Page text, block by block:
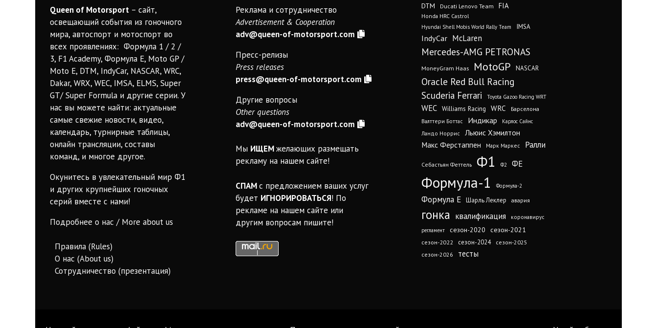
Queen of Motorsport – сайт,
освещающий события из гоночного
мира, автоспорт и мотоспорт во
всех проявлениях: Формула 1 / 2 /
3, F1 Academy, Формула Е, Moto GP /
Moto E, DTM, IndyCar, NASCAR, WRC,
Dakar, WRX, WEC, IMSA, ELMS, Super
GT/ Super Formula и другие серии. У
нас вы можете найти: актуальные
самые свежие новости, видео,
календарь, турнирные таблицы,
онлайн трансляции, составы
команд, и многое другое.
Окунитесь в увлекательный мир Ф1
и других крупнейших гоночных
серий вместе с нами!
Подробнее о нас / More about us
Правила (Rules)
О нас (About us)
Сотрудничество (презентация)
Реклама и сотрудничество
Advertisement & Cooperation
adv@queen-of-motorsport.com
Пресс-релизы
Press releases
press@queen-of-motorsport.com
Другие вопросы
Other questions
adv@queen-of-motorsport.com
Мы ИЩЕМжелающих размещать
рекламу на нашем сайте!
СПАМс предложением ваших услуг
будет ИГНОРИРОВАТЬСЯ! По
рекламе на нашем сайте или
другим вопросам пишите!
DTM Ducati Lenovo Team FIA
Honda HRC Castrol
Hyundai Shell Mobis World Rally Team IMSA
IndyCar McLaren
Mercedes-AMG PETRONAS
MoneyGram Haas MotoGP NASCAR
Oracle Red Bull Racing
Scuderia Ferrari Toyota Gazoo Racing WRT
WEC Williams Racing WRC
Барселона
Валттери Боттас
Индикар Карлос Сайнс
Ландо Норрис
Льюис Хэмилтон
Макс Ферстаппен
Марк Маркес Ралли
Себастьян Феттель Ф1 Ф2 ФЕ
Формула-1 Формула-2
Формула Е Шарль Леклер авария
гонка квалификация коронавирус
регламент сезон-2020 сезон-2021
сезон-2022 сезон-2024
сезон-2025
сезон-2026
тесты